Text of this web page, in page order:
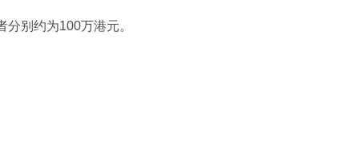
别约为100万港元。